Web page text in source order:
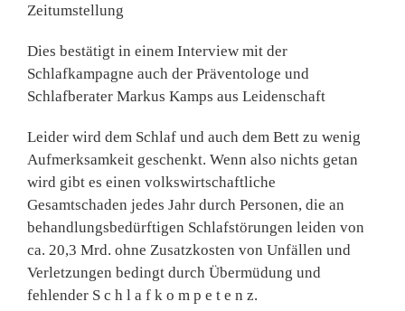
Zeitumstellung
Dies bestätigt in einem Interview mit der
Schlafkampagne auch der Präventologe und
Schlafberater Markus Kamps aus Leidenschaft
Leider wird dem Schlaf und auch dem Bett zu wenig
Aufmerksamkeit geschenkt. Wenn also nichts getan
wird gibt es einen volkswirtschaftliche
Gesamtschaden jedes Jahr durch Personen, die an
behandlungsbedürftigen Schlafstörungen leiden von
ca. 20,3 Mrd. ohne Zusatzkosten von Unfällen und
Verletzungen bedingt durch Übermüdung und
fehlender S c h l a f k o m p e t e n z.